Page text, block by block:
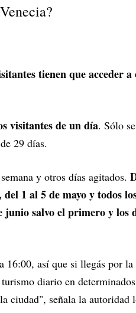
tienen que acceder
visitantes de un día. Sólo
29 días.
y otros días agitados.
1 al 5 de mayo y todos
junio salvo el primero y los
16:00, así que si llegás por la
diario en
ciudad", señala la autoridad